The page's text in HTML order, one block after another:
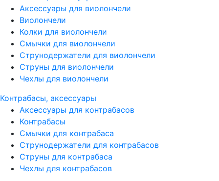
Аксессуары для виолончели
Виолончели
Колки для виолончели
Смычки для виолончели
Струнодержатели для виолончели
Струны для виолончели
Чехлы для виолончели
Контрабасы, аксессуары
Аксессуары для контрабасов
Контрабасы
Смычки для контрабаса
Струнодержатели для контрабасов
Струны для контрабаса
Чехлы для контрабасов